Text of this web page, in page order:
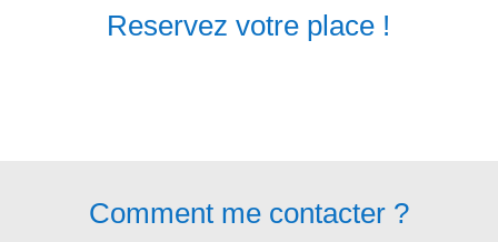
Reservez votre place !
Comment me contacter ?